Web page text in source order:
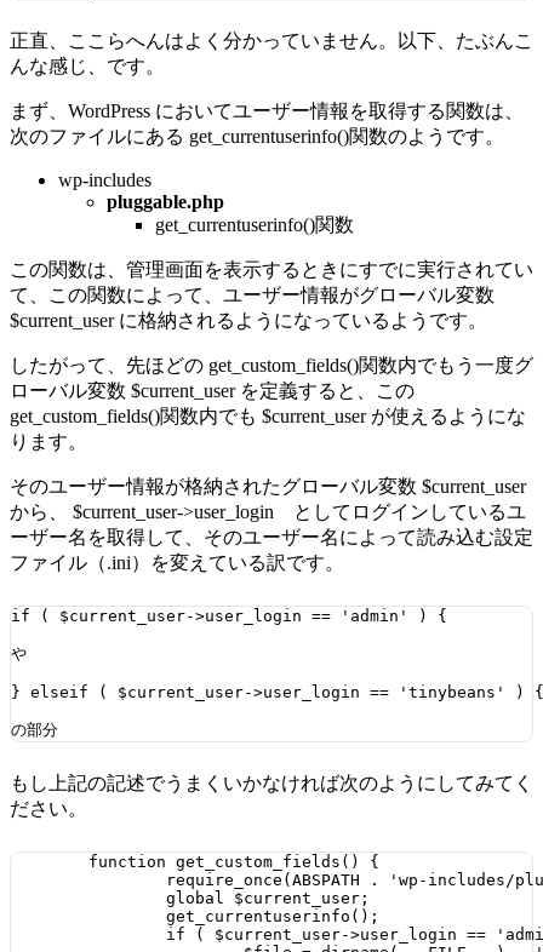
正直、ここらへんはよく分かっていません。以下、たぶんこ
んな感じ、です。
まず、WordPress においてユーザー情報を取得する関数は、
次のファイルにある get_currentuserinfo()関数のようです。
wp-includes
pluggable.php
get_currentuserinfo()関数
この関数は、管理画面を表示するときにすでに実行されてい
て、この関数によって、ユーザー情報がグローバル変数
$current_user に格納されるようになっているようです。
したがって、先ほどの get_custom_fields()関数内でもう一度グ
ローバル変数 $current_user を定義すると、この
get_custom_fields()関数内でも $current_user が使えるようにな
ります。
そのユーザー情報が格納されたグローバル変数 $current_user
から、 $current_user->user_login としてログインしているユ
ーザー名を取得して、そのユーザー名によって読み込む設定
ファイル（.ini）を変えている訳です。
if ( $current_user->user_login == 'admin' ) {
や
} elseif ( $current_user->user_login == 'tinybeans' ) {
もし上記の記述でうまくいかなければ次のようにしてみてく
ださい。
	function get_custom_fields() {